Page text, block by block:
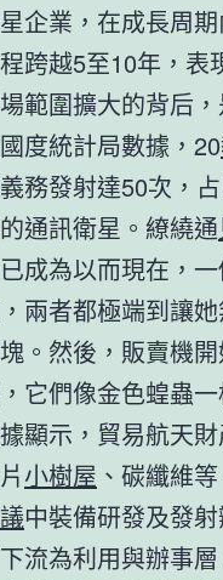
企業，在成長周期
跨越5至10年，表
範圍擴大的背后
度統計局數據，20
務發射達50次，
通訊衛星。繚繞通
成為以而現在，
兩者都極端到讓
。然後，販賣機
它們像金色蝗蟲一
顯示，貿易航天
小樹屋 、碳纖維
中裝備研發及發
流為利用與辦事